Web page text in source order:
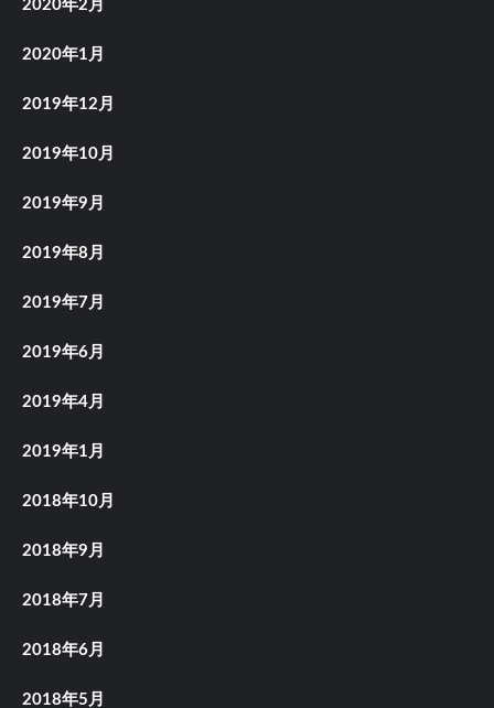
2020年2月
2020年1月
2019年12月
2019年10月
2019年9月
2019年8月
2019年7月
2019年6月
2019年4月
2019年1月
2018年10月
2018年9月
2018年7月
2018年6月
2018年5月